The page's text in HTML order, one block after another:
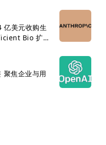
美元收购生
Bio 扩
焦企业与用